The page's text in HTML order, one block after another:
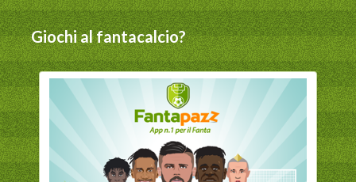
Giochi al fantacalcio?